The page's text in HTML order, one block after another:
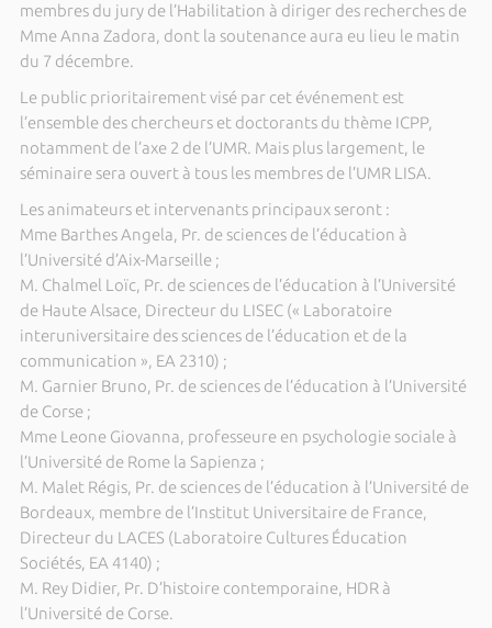
membres du jury de l’Habilitation à diriger des recherches de
Mme Anna Zadora, dont la soutenance aura eu lieu le matin
du 7 décembre.
Le public prioritairement visé par cet événement est
l’ensemble des chercheurs et doctorants du thème ICPP,
notamment de l’axe 2 de l’UMR. Mais plus largement, le
séminaire sera ouvert à tous les membres de l’UMR LISA.
Les animateurs et intervenants principaux seront :
Mme Barthes Angela, Pr. de sciences de l’éducation à
l’Université d’Aix-Marseille ;
M. Chalmel Loïc, Pr. de sciences de l’éducation à l’Université
de Haute Alsace, Directeur du LISEC (« Laboratoire
interuniversitaire des sciences de l’éducation et de la
communication », EA 2310) ;
M. Garnier Bruno, Pr. de sciences de l’éducation à l’Université
de Corse ;
Mme Leone Giovanna, professeure en psychologie sociale à
l’Université de Rome la Sapienza ;
M. Malet Régis, Pr. de sciences de l’éducation à l’Université de
Bordeaux, membre de l’Institut Universitaire de France,
Directeur du LACES (Laboratoire Cultures Éducation
Sociétés, EA 4140) ;
M. Rey Didier, Pr. D’histoire contemporaine, HDR à
l’Université de Corse.